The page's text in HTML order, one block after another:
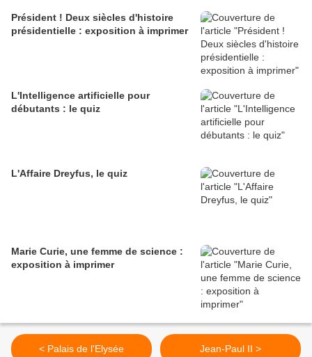
Président ! Deux siècles d'histoire
présidentielle : exposition à imprimer
L'Intelligence artificielle pour
débutants : le quiz
L'Affaire Dreyfus, le quiz
Marie Curie, une femme de science :
exposition à imprimer
< Palais de l'Elysée Jean-Paul II >